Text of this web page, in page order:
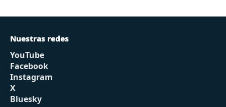
Nuestras redes
YouTube
Facebook
Instagram
X
Bluesky